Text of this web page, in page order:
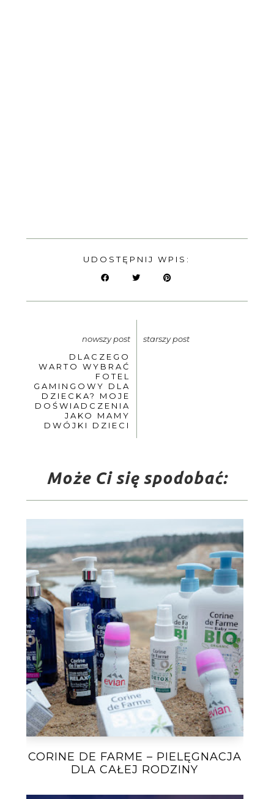
UDOSTĘPNIJ WPIS:
nowszy post
DLACZEGO
WARTO WYBRAĆ
FOTEL
GAMINGOWY DLA
DZIECKA? MOJE
DOŚWIADCZENIA
JAKO MAMY
DWÓJKI DZIECI
starszy post
Może Ci się spodobać:
CORINE DE FARME – PIELĘGNACJA
DLA CAŁEJ RODZINY